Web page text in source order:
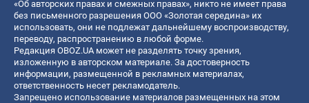
«Об авторских правах и смежных правах», никто не имеет права
без письменного разрешения ООО «Золотая середина» их
использовать, они не подлежат дальнейшему воспроизводству,
переводу, распространению в любой форме.
Редакция OBOZ.UA может не разделять точку зрения,
изложенную в авторском материале. За достоверность
информации, размещенной в рекламных материалах,
ответственность несет рекламодатель.
Запрещено использование материалов размещенных на этом